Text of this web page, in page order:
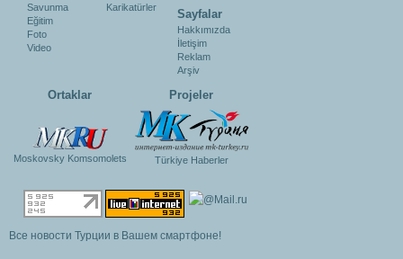
Savunma
Eğitim
Foto
Video
Karikatürler
Sayfalar
Hakkımızda
İletişim
Reklam
Arşiv
Ortaklar
Moskovsky Komsomolets
Projeler
Türkiye Haberler
Все новости Турции в Вашем смартфоне!